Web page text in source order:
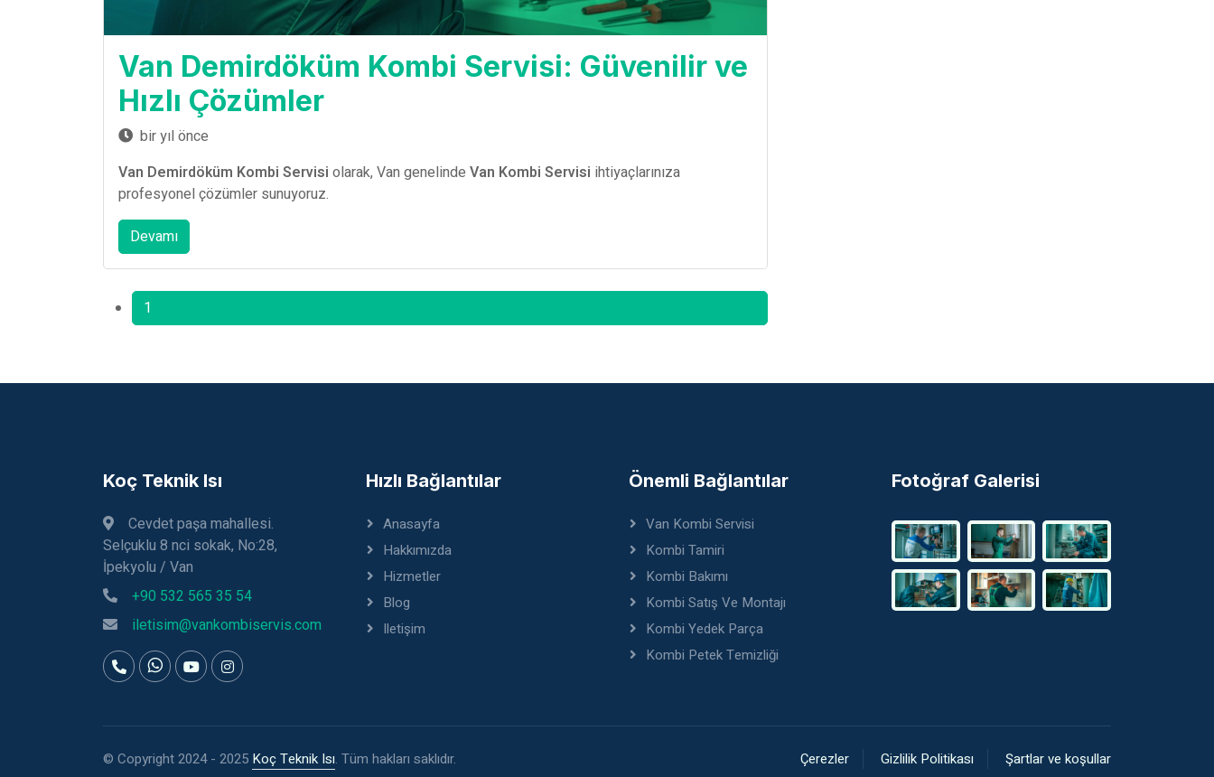
Van Demirdöküm Kombi Servisi: Güvenilir ve
Hızlı Çözümler
bir yıl önce
Van Demirdöküm Kombi Servisi olarak, Van genelinde Van Kombi Servisi ihtiyaçlarınıza
profesyonel çözümler sunuyoruz.
Devamı
1
Koç Teknik Isı
Cevdet paşa mahallesi.
Selçuklu 8 nci sokak, No:28,
İpekyolu / Van
+90 532 565 35 54
iletisim@vankombiservis.com
Hızlı Bağlantılar
Anasayfa
Hakkımızda
Hizmetler
Blog
Iletişim
Önemli Bağlantılar
Van Kombi Servisi
Kombi Tamiri
Kombi Bakımı
Kombi Satış Ve Montajı
Kombi Yedek Parça
Kombi Petek Temizliği
Fotoğraf Galerisi
© Copyright 2024 - 2025 Koç Teknik Isı. Tüm hakları saklıdır. Çerezler Gizlilik Politikası Şartlar ve koşullar